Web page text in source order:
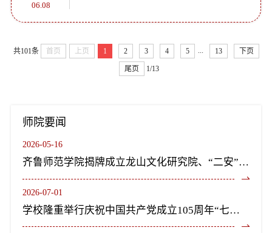
06.08
共101条 首页 上页 1 2 3 4 5 ... 13 下页
尾页 1/13
师院要闻
2026-05-16
齐鲁师范学院揭牌成立龙山文化研究院、“二安”文化研究院
2026-07-01
学校隆重举行庆祝中国共产党成立105周年“七一”表彰大会暨《长歌尽美》艺术党课